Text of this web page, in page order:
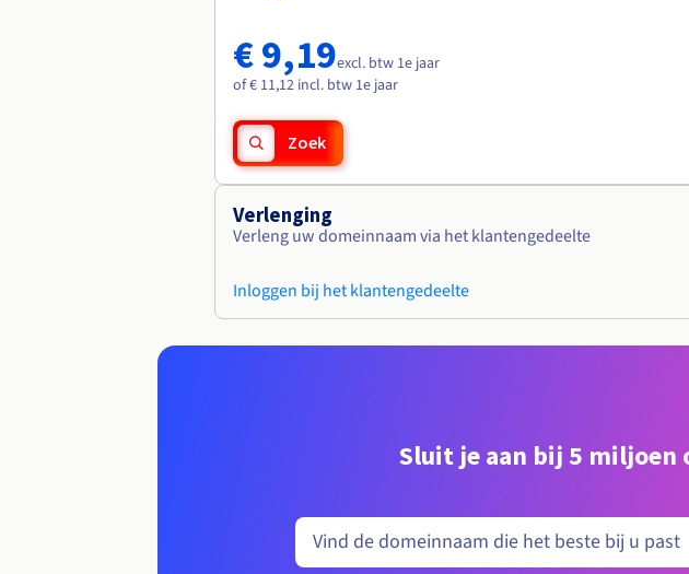
€ 9,19excl. btw 1e jaar
of € 11,12 incl. btw 1e jaar
Zoek
Verlenging
Verleng uw domeinnaam via het klantengedeelte
Inloggen bij het klantengedeelte
Sluit je aan bij 5